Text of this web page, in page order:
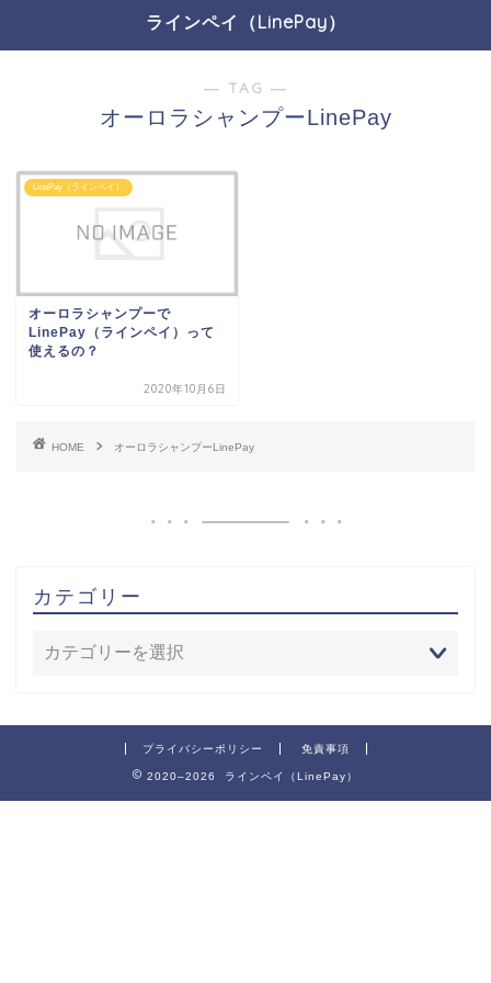
ラインペイ（LinePay）
― TAG ―
オーロラシャンプーLinePay
LinePay（ラインペイ）
オーロラシャンプーで
LinePay（ラインペイ）って
使えるの？
2020年10月6日
HOME オーロラシャンプーLinePay
カテゴリー
プライバシーポリシー 免責事項
2020–2026 ラインペイ（LinePay）